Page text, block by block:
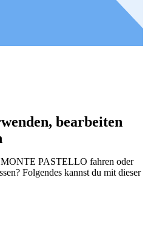
bearbeiten
PASTELLO fahren oder
Folgendes kannst du mit dieser